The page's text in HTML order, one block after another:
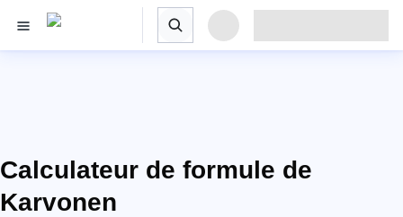
Calculateur de formule de
Karvonen